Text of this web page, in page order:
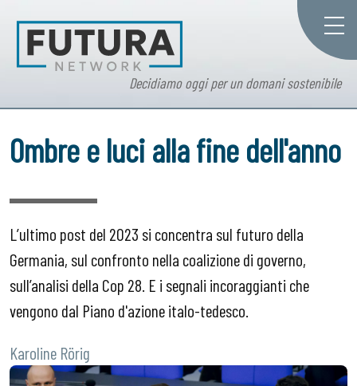
Decidiamo oggi per un domani sostenibile
Ombre e luci alla fine dell'anno
L’ultimo post del 2023 si concentra sul futuro della
Germania, sul confronto nella coalizione di governo,
sull’analisi della Cop 28. E i segnali incoraggianti che
vengono dal Piano d'azione italo-tedesco.
Karoline Rörig